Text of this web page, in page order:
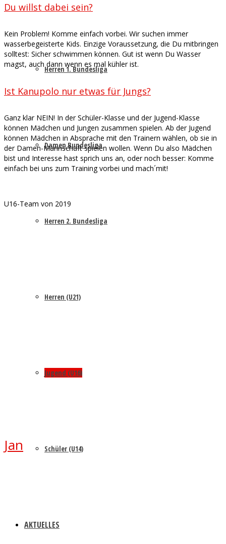
Herren 1. Bundesliga
Damen Bundesliga
Herren 2. Bundesliga
Herren (U21)
Jugend (U16)
Schüler (U14)
AKTUELLES
Du willst dabei sein?
Kein Problem! Komme einfach vorbei. Wir suchen immer
wasserbegeisterte Kids. Einzige Voraussetzung, die Du mitbringen
solltest: Sicher schwimmen können. Gut ist wenn Du Wasser
magst, auch dann wenn es mal kühler ist.
Ist Kanupolo nur etwas für Jungs?
Ganz klar NEIN! In der Schüler-Klasse und der Jugend-Klasse
können Mädchen und Jungen zusammen spielen. Ab der Jugend
können Mädchen in Absprache mit den Trainern wählen, ob sie in
der Damen-Mannschaft spielen wollen. Wenn Du also Mädchen
bist und Interesse hast sprich uns an, oder noch besser: Komme
einfach bei uns zum Training vorbei und mach´mit!
U16-Team von 2019
Jan